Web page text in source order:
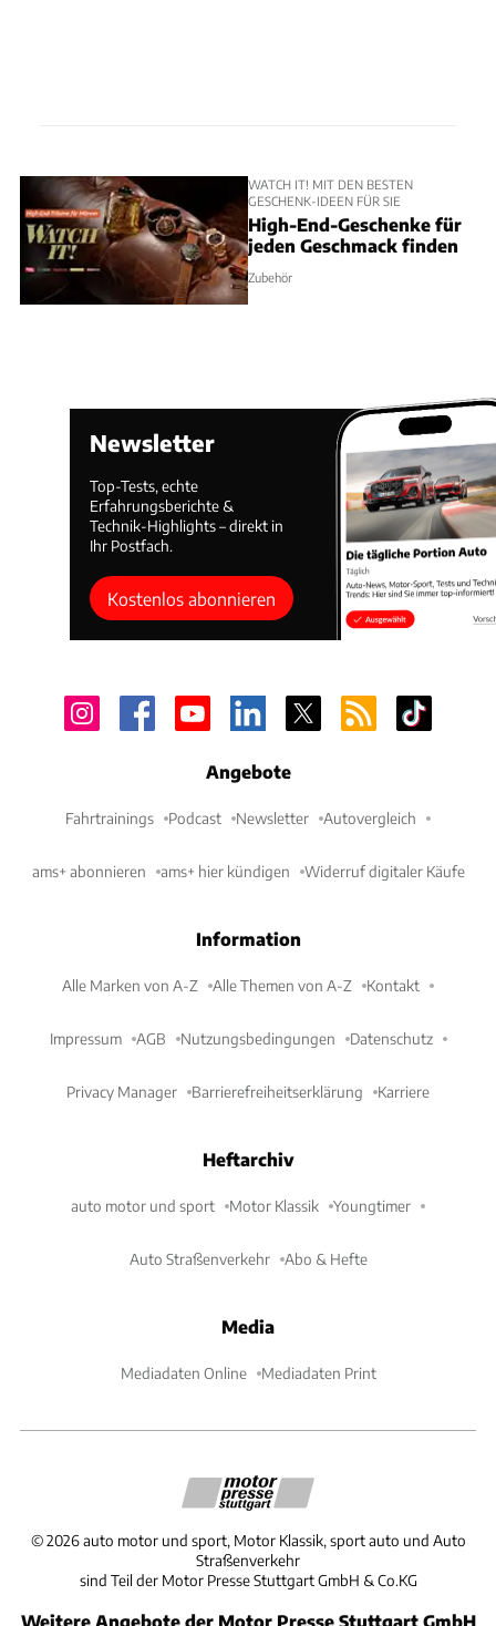
WATCH IT! MIT DEN BESTEN
GESCHENK-IDEEN FÜR SIE
High-End-Geschenke für
jeden Geschmack finden
Zubehör
Newsletter
Top-Tests, echte
Erfahrungsberichte &
Technik-Highlights – direkt in
Ihr Postfach.
Kostenlos abonnieren
Angebote
Fahrtrainings Podcast Newsletter Autovergleich
ams+ abonnieren ams+ hier kündigen Widerruf digitaler Käufe
Information
Alle Marken von A-Z Alle Themen von A-Z Kontakt
Impressum AGB Nutzungsbedingungen Datenschutz
Privacy Manager Barrierefreiheitserklärung Karriere
Heftarchiv
auto motor und sport Motor Klassik Youngtimer
Auto Straßenverkehr Abo & Hefte
Media
Mediadaten Online Mediadaten Print
©2026 auto motor und sport, Motor Klassik, sport auto und Auto
Straßenverkehr
sind Teil der Motor Presse Stuttgart GmbH & Co.KG
Weitere Angebote der Motor Presse Stuttgart GmbH